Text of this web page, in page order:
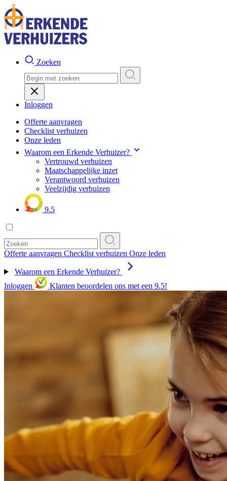
Zoeken
Inloggen
Offerte aanvragen
Checklist verhuizen
Onze leden
Waarom een Erkende Verhuizer?
Vertrouwd verhuizen
Maatschappelijke inzet
Verantwoord verhuizen
Veelzijdig verhuizen
9.5
Offerte aanvragen Checklist verhuizen Onze leden
Waarom een Erkende Verhuizer?
Inloggen
Klanten beoordelen ons met een 9.5!